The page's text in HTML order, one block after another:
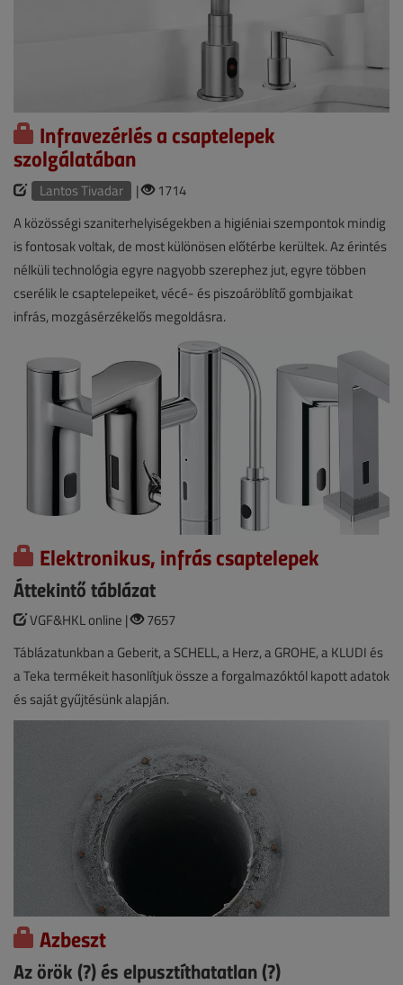
Infravezérlés a csaptelepek
szolgálatában
Lantos Tivadar |
1714
A közösségi szaniterhelyiségekben a higiéniai szempontok mindig
is fontosak voltak, de most különösen előtérbe kerültek. Az érintés
nélküli technológia egyre nagyobb szerephez jut, egyre többen
cserélik le csaptelepeiket, vécé- és piszoáröblítő gombjaikat
infrás, mozgásérzékelős megoldásra.
Elektronikus, infrás csaptelepek
Áttekintő táblázat
VGF&HKL online |
7657
Táblázatunkban a Geberit, a SCHELL, a Herz, a GROHE, a KLUDI és
a Teka termékeit hasonlítjuk össze a forgalmazóktól kapott adatok
és saját gyűjtésünk alapján.
Azbeszt
Az örök (?) és elpusztíthatatlan (?)